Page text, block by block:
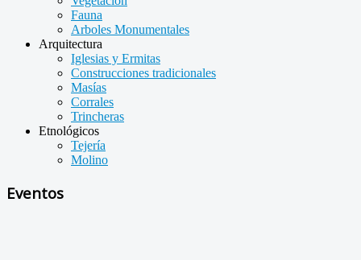
Fauna
Arboles Monumentales
Arquitectura
Iglesias y Ermitas
Construcciones tradicionales
Masías
Corrales
Trincheras
Etnológicos
Tejería
Molino
Eventos